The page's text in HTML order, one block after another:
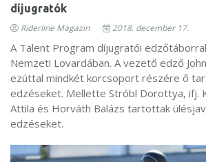
díjugratók
Riderline Magazin 2018. december 17.
A Talent Program díjugratói
Nemzeti Lovardában. A vezető edző
ezúttal mindkét korcsoport részére ő
edzéseket. Mellette Stróbl Dorottya, ifj.
Attila és Horváth Balázs tartottak
edzéseket.